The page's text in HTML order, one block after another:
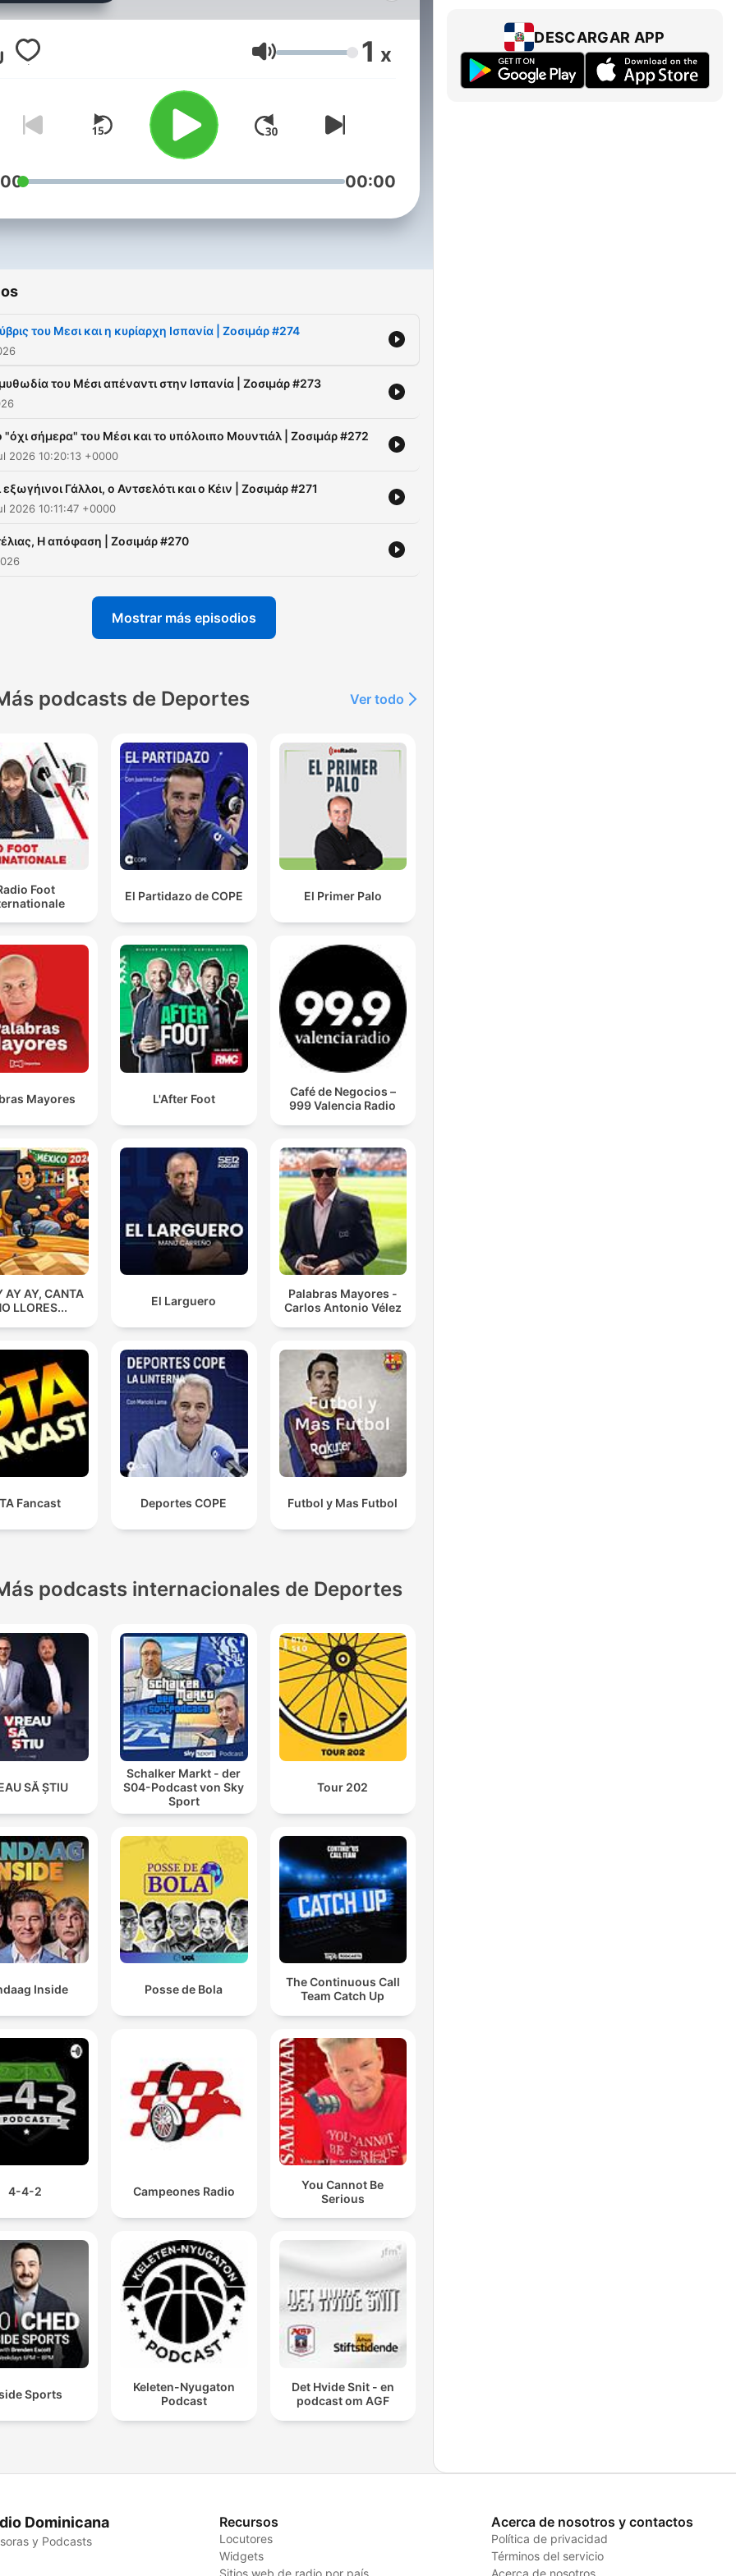
ποδοσφαιρικό podcast του
Volumen 1 x
00:00
του Μεσι και η κυρίαρχη Ισπανία | Ζοσιμάρ #274
του Μέσι απέναντι στην Ισπανία | Ζοσιμάρ #273
"όχι σήμερα" του Μέσι και το υπόλοιπο Μουντιάλ | Ζοσιμάρ #272
2026 10:20:13 +0000
εξωγήινοι Γάλλοι, ο Αντσελότι και ο Κέιν | Ζοσιμάρ #271
2026 10:11:47 +0000
Η απόφαση | Ζοσιμάρ #270
Mostrar más episodios
podcasts de Deportes Ver todo
Foot
El Partidazo de COPE El Primer Palo
Mayores L'After Foot
Café de Negocios –
999 Valencia Radio
AY AY, CANTA
LLORES...
El Larguero
Palabras Mayores -
Carlos Antonio Vélez
Fancast Deportes COPE Futbol y Mas Futbol
podcasts internacionales de Deportes
SĂ ȘTIU
Schalker Markt - der
S04-Podcast von Sky
Sport
Tour 202
Inside Posse de Bola
The Continuous Call
Team Catch Up
4-4-2 Campeones Radio
You Cannot Be
Serious
Sports
Keleten-Nyugaton
Podcast
Det Hvide Snit - en
podcast om AGF
DESCARGAR APP
Dominicana
y Podcasts
Recursos
Locutores
Widgets
Sitios web de radio por país
Acerca de nosotros y contactos
Política de privacidad
Términos del servicio
Acerca de nosotros